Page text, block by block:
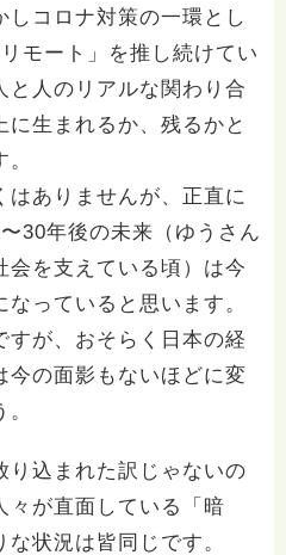
しコロナ対策の一環とし
モート」を推し続けてい
と人のリアルな関わり合
に生まれるか、残るかと
はありませんが、正直に
30年後の未来（ゆうさん
会を支えている頃）は今
っていると思います。
すが、おそらく日本の経
今の面影もないほどに変
り込まれた訳じゃないの
々が直面している「暗
状況は皆同じです。